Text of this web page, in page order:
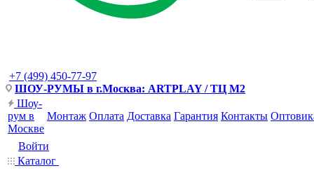
+7 (499) 450-77-97
ШОУ-РУМЫ в г.Москва: ARTPLAY / ТЦ М2
Шоу-
рум в
Москве
Монтаж Оплата Доставка Гарантия Контакты
Войти
Каталог